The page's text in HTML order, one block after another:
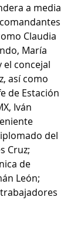
a media
Claudia
María
el concejal
así como
de Estación
Iván
del
Cruz;
de
León;